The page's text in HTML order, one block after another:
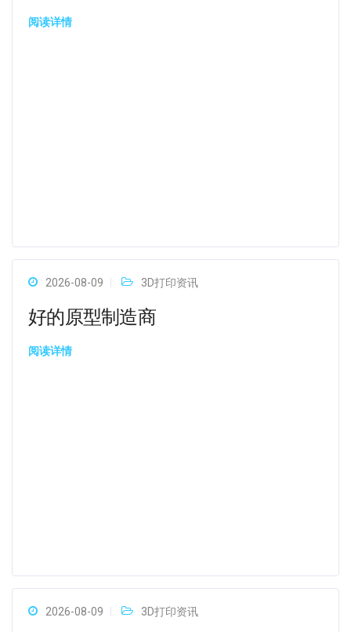
阅读详情
2026-08-09 3D打印资讯
好的原型制造商
阅读详情
2026-08-09 3D打印资讯